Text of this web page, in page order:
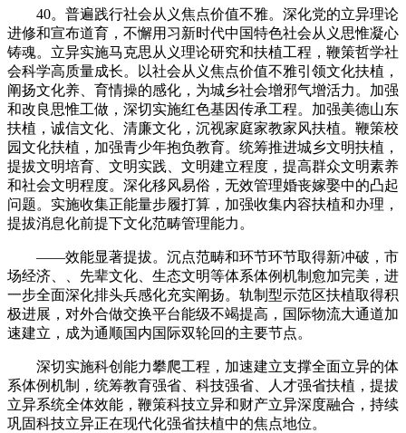
40。普遍践行社会从义焦点价值不雅。深化党的立异理论
进修和宣布道育，不懈用习新时代中国特色社会从义思惟凝心
铸魂。立异实施马克思从义理论研究和扶植工程，鞭策哲学社
会科学高质量成长。以社会从义焦点价值不雅引领文化扶植，
阐扬文化养、育情操的感化，为城乡社会增邪气增活力。加强
和改良思惟工做，深切实施红色基因传承工程。加强美德山东
扶植，诚信文化、清廉文化，沉视家庭家教家风扶植。鞭策校
园文化扶植，加强青少年抱负教育。统筹推进城乡文明扶植，
提拔文明培育、文明实践、文明建立程度，提高群众文明素养
和社会文明程度。深化移风易俗，无效管理婚丧嫁娶中的凸起
问题。实施收集正能量步履打算，加强收集内容扶植和办理，
提拔消息化前提下文化范畴管理能力。
——效能显著提拔。沉点范畴和环节环节取得新冲破，市
场经济、、先辈文化、生态文明等体系体例机制愈加完美，进
一步全面深化排头兵感化充实阐扬。轨制型示范区扶植取得积
极进展，对外合做交换平台能级不竭提高，国际物流大通道加
速建立，成为通顺国内国际双轮回的主要节点。
深切实施科创能力攀爬工程，加速建立支撑全面立异的体
系体例机制，统筹教育强省、科技强省、人才强省扶植，提拔
立异系统全体效能，鞭策科技立异和财产立异深度融合，持续
巩固科技立异正在现代化强省扶植中的焦点地位。